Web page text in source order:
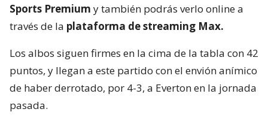
Sports Premium y también podrás verlo online a
través de la plataforma de streaming Max.
Los albos siguen firmes en la cima de la tabla con 42
puntos, y llegan a este partido con el envión anímico
de haber derrotado, por 4-3, a Everton en la jornada
pasada.